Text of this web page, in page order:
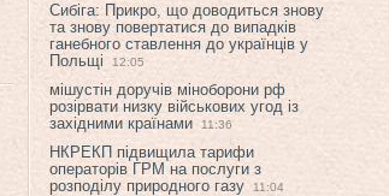
Сибіга: Прикро, що доводиться знову
та знову повертатися до випадків
ганебного ставлення до українців у
Польщі
12:05
мішустін доручів міноборони рф
розірвати низку військових угод із
західними країнами
11:36
НКРЕКП підвищила тарифи
операторів ГРМ на послуги з
розподілу природного газу
11:04